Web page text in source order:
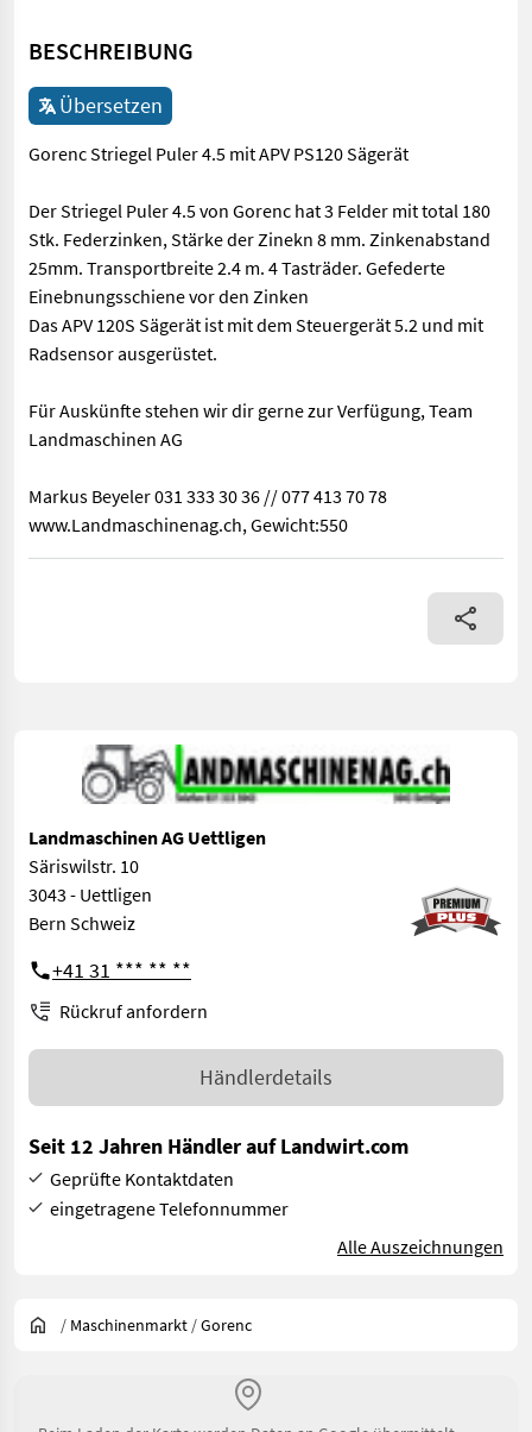
BESCHREIBUNG
Übersetzen
Gorenc Striegel Puler 4.5 mit APV PS120 Sägerät
Der Striegel Puler 4.5 von Gorenc hat 3 Felder mit total 180
Stk. Federzinken, Stärke der Zinekn 8 mm. Zinkenabstand
25mm. Transportbreite 2.4 m. 4 Tasträder. Gefederte
Einebnungsschiene vor den Zinken
Das APV 120S Sägerät ist mit dem Steuergerät 5.2 und mit
Radsensor ausgerüstet.
Für Auskünfte stehen wir dir gerne zur Verfügung, Team
Landmaschinen AG
Markus Beyeler 031 333 30 36 // 077 413 70 78
www.Landmaschinenag.ch, Gewicht:550
Gorenc Striegel Puler 4.5 mit APV PS120 Sägerät Der Striegel
Landmaschinen AG Uettligen
Säriswilstr. 10
3043 - Uettligen
Bern Schweiz
+41 31 *** ** **
Rückruf anfordern
Händlerdetails
Seit 12 Jahren Händler auf Landwirt.com
Geprüfte Kontaktdaten
eingetragene Telefonnummer
Alle Auszeichnungen
/ Maschinenmarkt /Gorenc